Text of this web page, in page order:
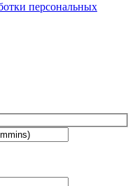
персональных